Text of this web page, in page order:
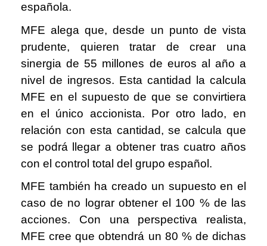
española.
MFE alega que, desde un punto de vista
prudente, quieren tratar de crear una
sinergia de 55 millones de euros al año a
nivel de ingresos. Esta cantidad la calcula
MFE en el supuesto de que se convirtiera
en el único accionista. Por otro lado, en
relación con esta cantidad, se calcula que
se podrá llegar a obtener tras cuatro años
con el control total del grupo español.
MFE también ha creado un supuesto en el
caso de no lograr obtener el 100 % de las
acciones. Con una perspectiva realista,
MFE cree que obtendrá un 80 % de dichas